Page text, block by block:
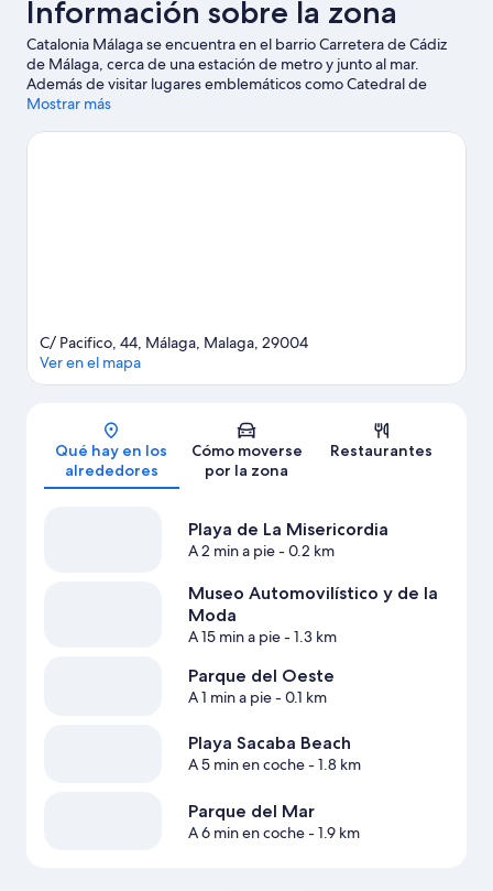
Información sobre la zona
Catalonia Málaga se encuentra en el barrio Carretera de Cádiz
de Málaga, cerca de una estación de metro y junto al mar.
Además de visitar lugares emblemáticos como Catedral de
Málaga y Alcazaba de Málaga, podrás apreciar la belleza natural
visitar Aqualand Torremolinos: ¡te encantará!
Mostrar más
Mapa
C/ Pacifico, 44, Málaga, Malaga, 29004
Ver en el mapa
Qué hay en los
alrededores
Cómo moverse
por la zona
Restaurantes
Playa de La Misericordia
A 2 min a pie- 0.2 km
Museo Automovilístico y de la
Moda
A 15 min a pie- 1.3 km
Parque del Oeste
A 1 min a pie- 0.1 km
Playa Sacaba Beach
A 5 min en coche- 1.8 km
Parque del Mar
A 6 min en coche- 1.9 km